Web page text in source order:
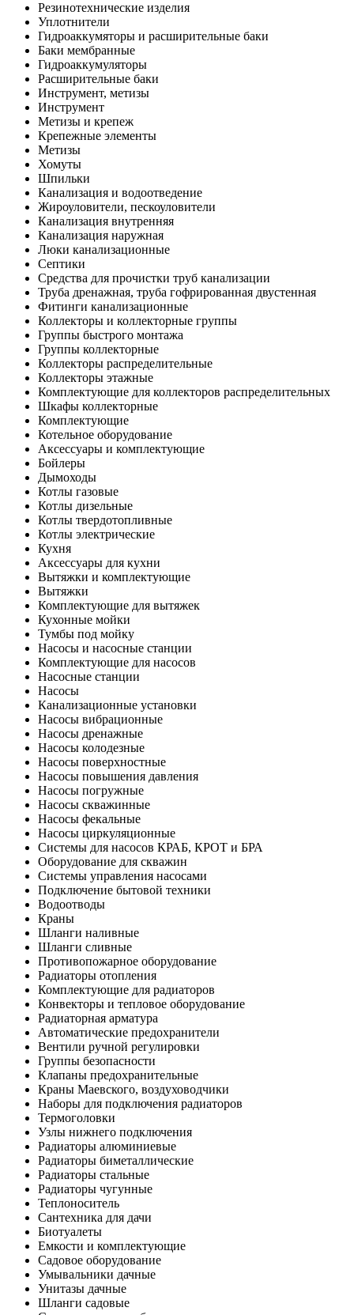
Резинотехнические изделия
Уплотнители
Гидроаккумяторы и расширительные баки
Баки мембранные
Гидроаккумуляторы
Расширительные баки
Инструмент, метизы
Инструмент
Метизы и крепеж
Крепежные элементы
Метизы
Хомуты
Шпильки
Канализация и водоотведение
Жироуловители, пескоуловители
Канализация внутренняя
Канализация наружная
Люки канализационные
Септики
Средства для прочистки труб канализации
Труба дренажная, труба гофрированная двустенная
Фитинги канализационные
Коллекторы и коллекторные группы
Группы быстрого монтажа
Группы коллекторные
Коллекторы распределительные
Коллекторы этажные
Комплектующие для коллекторов распределительных
Шкафы коллекторные
Комплектующие
Котельное оборудование
Аксессуары и комплектующие
Бойлеры
Дымоходы
Котлы газовые
Котлы дизельные
Котлы твердотопливные
Котлы электрические
Кухня
Аксессуары для кухни
Вытяжки и комплектующие
Вытяжки
Комплектующие для вытяжек
Кухонные мойки
Тумбы под мойку
Насосы и насосные станции
Комплектующие для насосов
Насосные станции
Насосы
Канализационные установки
Насосы вибрационные
Насосы дренажные
Насосы колодезные
Насосы поверхностные
Насосы повышения давления
Насосы погружные
Насосы скважинные
Насосы фекальные
Насосы циркуляционные
Системы для насосов КРАБ, КРОТ и БРА
Оборудование для скважин
Системы управления насосами
Подключение бытовой техники
Водоотводы
Краны
Шланги наливные
Шланги сливные
Противопожарное оборудование
Радиаторы отопления
Комплектующие для радиаторов
Конвекторы и тепловое оборудование
Радиаторная арматура
Автоматические предохранители
Вентили ручной регулировки
Группы безопасности
Клапаны предохранительные
Краны Маевского, воздуховодчики
Наборы для подключения радиаторов
Термоголовки
Узлы нижнего подключения
Радиаторы алюминиевые
Радиаторы биметаллические
Радиаторы стальные
Радиаторы чугунные
Теплоноситель
Сантехника для дачи
Биотуалеты
Емкости и комплектующие
Садовое оборудование
Умывальники дачные
Унитазы дачные
Шланги садовые